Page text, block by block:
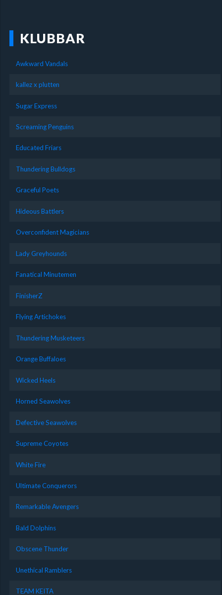
KLUBBAR
Awkward Vandals
kallez x plutten
Sugar Express
Screaming Penguins
Educated Friars
Thundering Bulldogs
Graceful Poets
Hideous Battlers
Overconfident Magicians
Lady Greyhounds
Fanatical Minutemen
FinisherZ
Flying Artichokes
Thundering Musketeers
Orange Buffaloes
Wicked Heels
Horned Seawolves
Defective Seawolves
Supreme Coyotes
White Fire
Ultimate Conquerors
Remarkable Avengers
Bald Dolphins
Obscene Thunder
Unethical Ramblers
TEAM KEITA